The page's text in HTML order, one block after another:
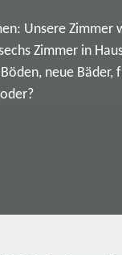
Unsere Zimmer
Zimmer in
neue Bäder,